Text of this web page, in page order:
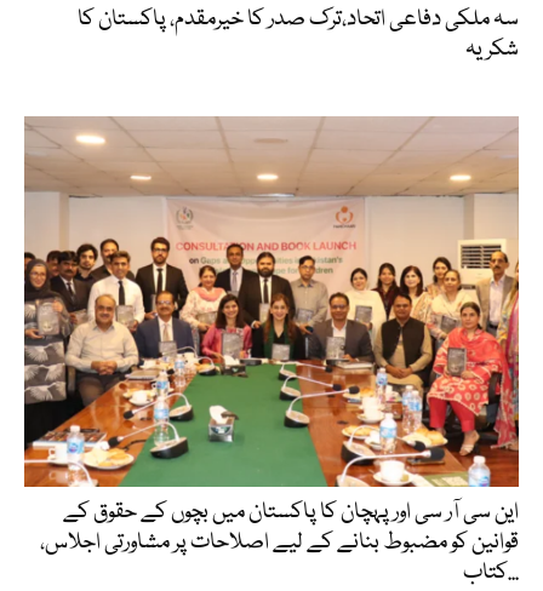
سہ ملکی دفاعی اتحاد،ترک صدر کا خیرمقدم، پاکستان کا
شکریہ
این سی آر سی اور پہچان کا پاکستان میں بچوں کے حقوق کے
قوانین کو مضبوط بنانے کے لیے اصلاحات پر مشاورتی اجلاس،
کتاب...